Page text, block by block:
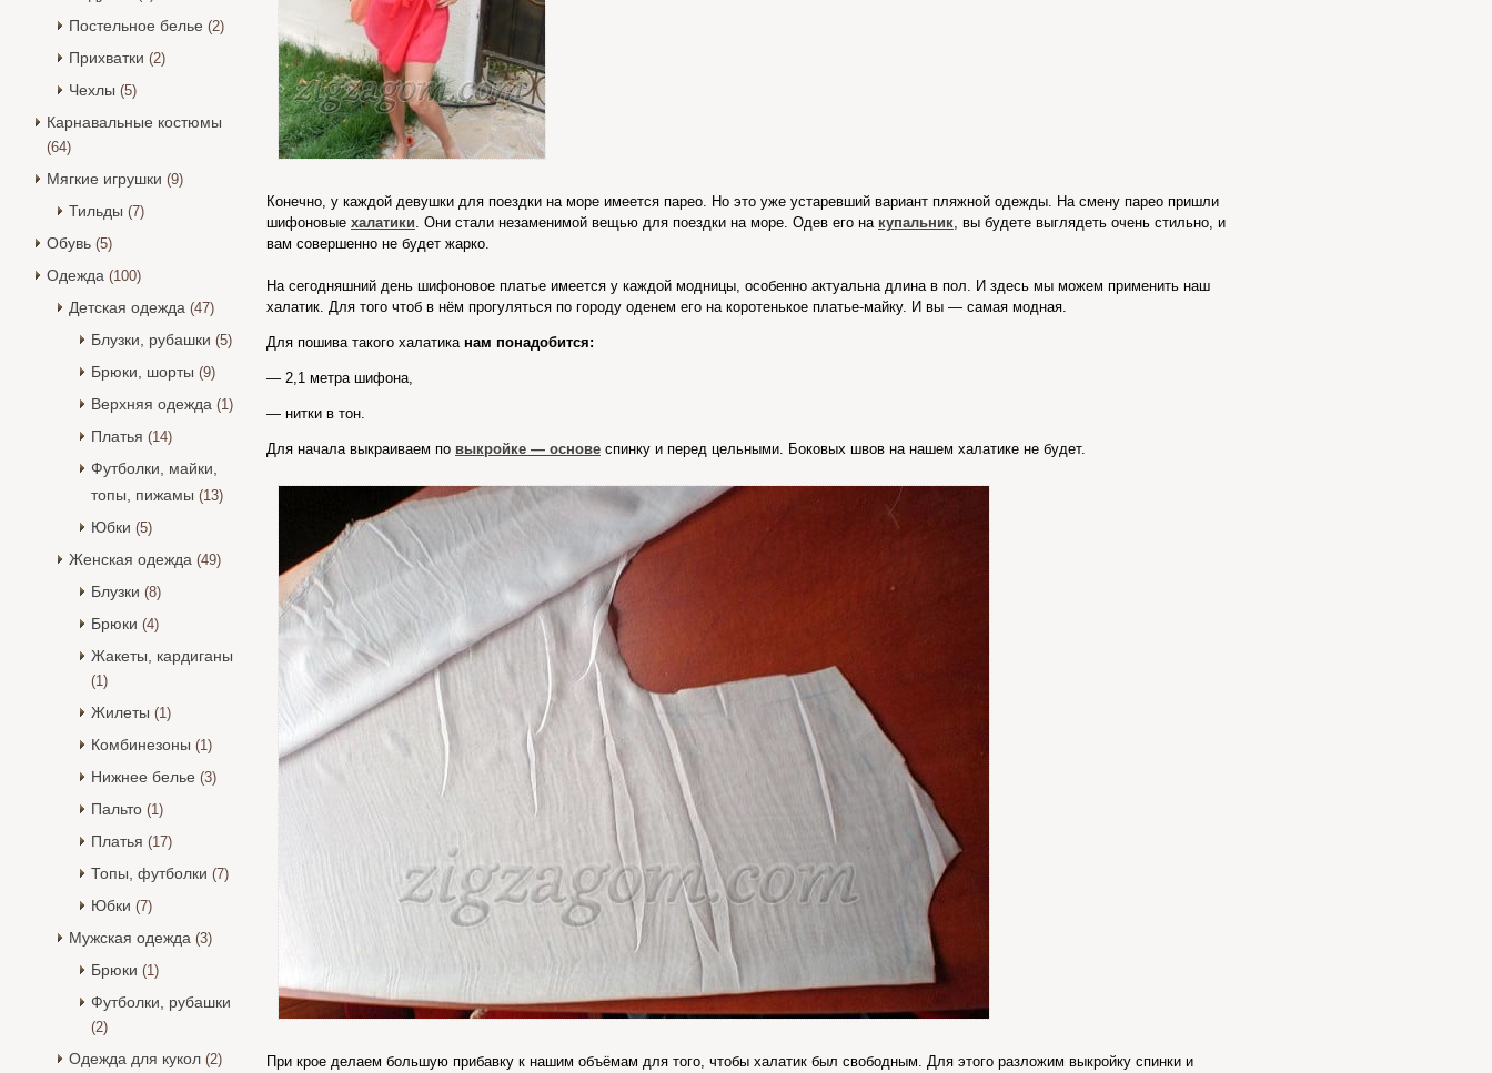
Постельное белье (2)
Прихватки (2)
Чехлы (5)
Карнавальные костюмы
(64)
Мягкие игрушки (9)
Тильды (7)
Обувь (5)
Одежда (100)
Детская одежда (47)
Блузки, рубашки (5)
Брюки, шорты (9)
Верхняя одежда (1)
Платья (14)
Футболки, майки,
топы, пижамы (13)
Юбки (5)
Женская одежда (49)
Блузки (8)
Брюки (4)
Жакеты, кардиганы
(1)
Жилеты (1)
Комбинезоны (1)
Нижнее белье (3)
Пальто (1)
Платья (17)
Топы, футболки (7)
Юбки (7)
Мужская одежда (3)
Брюки (1)
Футболки, рубашки
(2)
Одежда для кукол (2)
Конечно, у каждой девушки для поездки на море имеется парео. Но это уже устаревший вариант пляжной одежды. На смену парео пришли
шифоновые халатики. Они стали незаменимой вещью для поездки на море. Одев его на купальник, вы будете выглядеть очень стильно, и
вам совершенно не будет жарко.
На сегодняшний день шифоновое платье имеется у каждой модницы, особенно актуальна длина в пол. И здесь мы можем применить наш
халатик. Для того чтоб в нём прогуляться по городу оденем его на коротенькое платье-майку. И вы — самая модная.
Для пошива такого халатика нам понадобится:
— 2,1 метра шифона,
— нитки в тон.
Для начала выкраиваем по выкройке — основе спинку и перед цельными. Боковых швов на нашем халатике не будет.
При крое делаем большую прибавку к нашим объёмам для того, чтобы халатик был свободным. Для этого разложим выкройку спинки и